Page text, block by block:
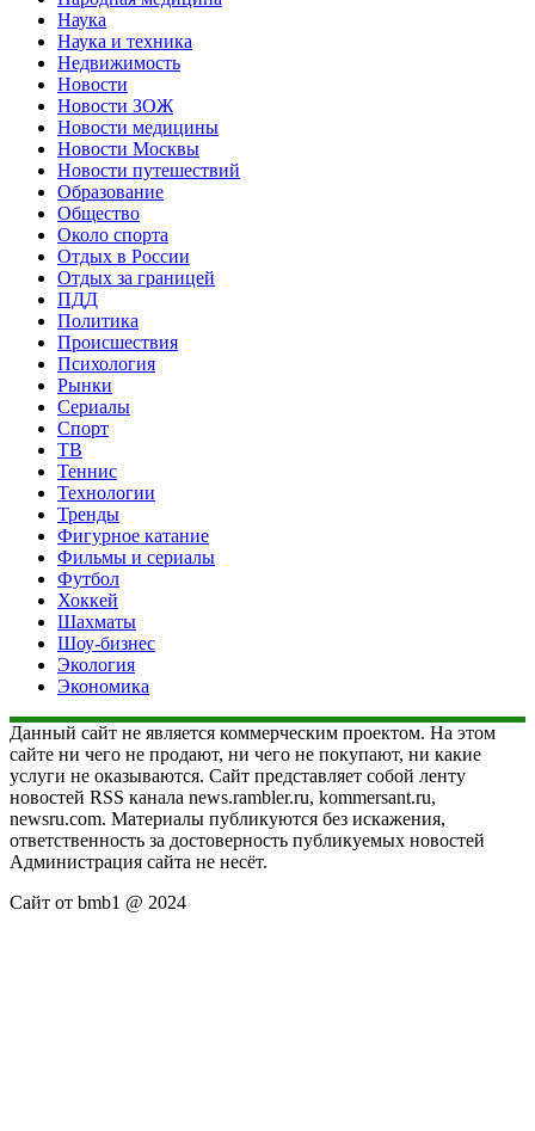
Наука
Наука и техника
Недвижимость
Новости
Новости ЗОЖ
Новости медицины
Новости Москвы
Новости путешествий
Образование
Общество
Около спорта
Отдых в России
Отдых за границей
ПДД
Политика
Происшествия
Психология
Рынки
Сериалы
Спорт
ТВ
Теннис
Технологии
Тренды
Фигурное катание
Фильмы и сериалы
Футбол
Хоккей
Шахматы
Шоу-бизнес
Экология
Экономика
Данный сайт не является коммерческим проектом. На этом
сайте ни чего не продают, ни чего не покупают, ни какие
услуги не оказываются. Сайт представляет собой ленту
новостей RSS канала news.rambler.ru, kommersant.ru,
newsru.com. Материалы публикуются без искажения,
ответственность за достоверность публикуемых новостей
Администрация сайта не несёт.
Сайт от bmb1 @ 2024